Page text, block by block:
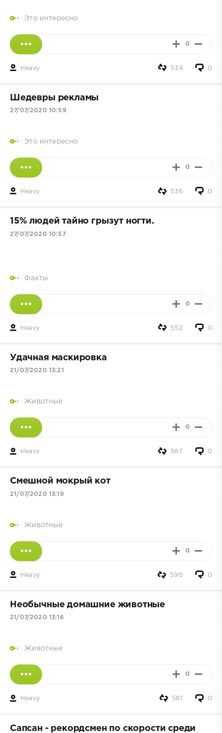
Это интересно
0
Heavy 0
534
Шедевры рекламы
27/07/2020 10:59
Это интересно
0
Heavy 0
536
15% людей тайно грызут ногти.
27/07/2020 10:57
Факты
0
Heavy 0
552
Удачная маскировка
21/07/2020 13:21
Животные
0
Heavy 0
587
Смешной мокрый кот
21/07/2020 13:19
Животные
0
Heavy 0
590
Необычные домашние животные
21/07/2020 13:16
Животные
0
Heavy 0
581
Сапсан - рекордсмен по скорости среди